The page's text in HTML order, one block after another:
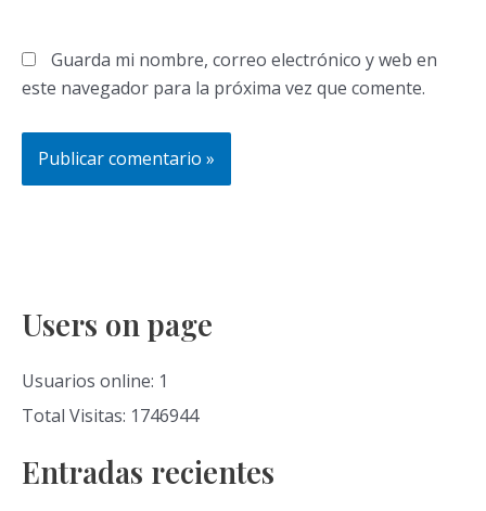
Guarda mi nombre, correo electrónico y web en
este navegador para la próxima vez que comente.
Users on page
Usuarios online: 1
Total Visitas: 1746944
Entradas recientes